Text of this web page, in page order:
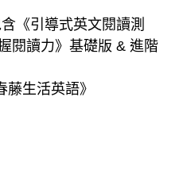
《引導式英文閱讀測
閱讀力》基礎版 & 進階
生活英語》